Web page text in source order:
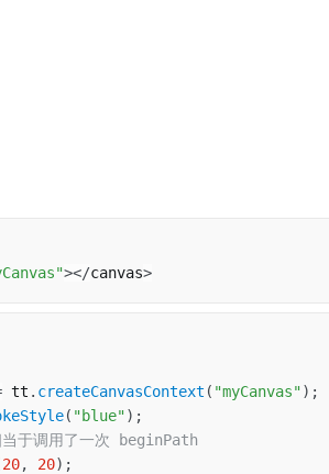
></canvas>
tt . createCanvasContext ( "myCanvas") ;
( "blue") ;
于调用了一次 beginPath
20, 20) ;